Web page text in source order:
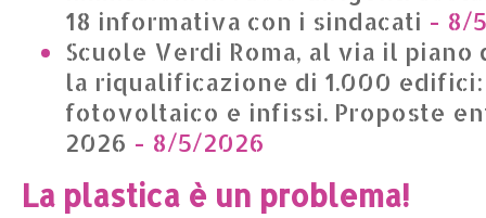
18 informativa con i sindacati - 8/
Scuole Verdi Roma, al via il piano
la riqualificazione di 1.000
fotovoltaico e infissi. Proposte
2026 - 8/5/2026
La plastica è un problema!